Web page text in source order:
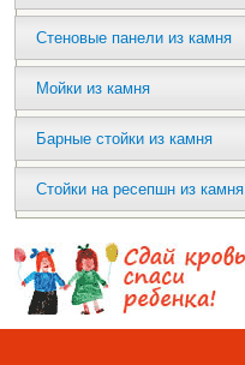
Стеновые панели из камня
Мойки из камня
Барные стойки из камня
Стойки на ресепшн из камня